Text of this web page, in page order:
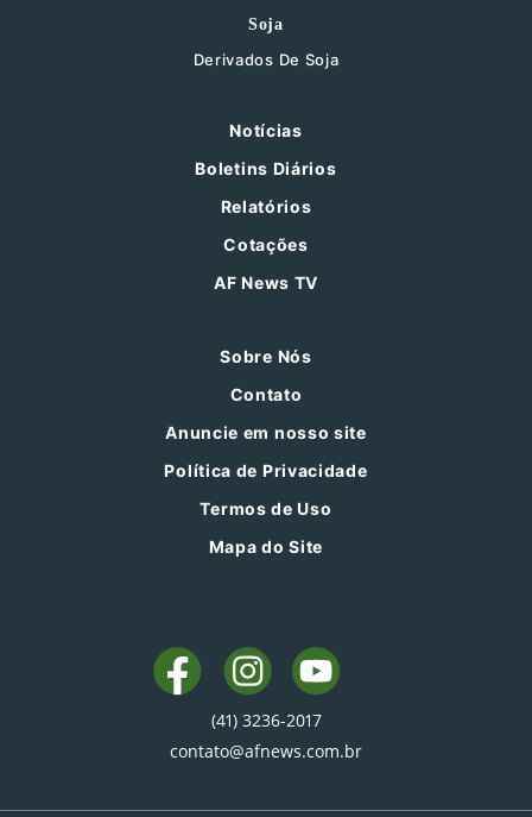
Soja
Derivados De Soja
Notícias
Boletins Diários
Relatórios
Cotações
AF News TV
Sobre Nós
Contato
Anuncie em nosso site
Política de Privacidade
Termos de Uso
Mapa do Site
(41) 3236-2017
contato@afnews.com.br